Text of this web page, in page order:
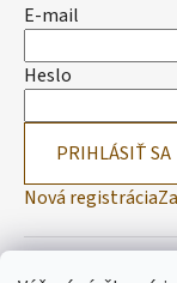
E-mail
Heslo
PRIHLÁSIŤ SA
Nová registrácia